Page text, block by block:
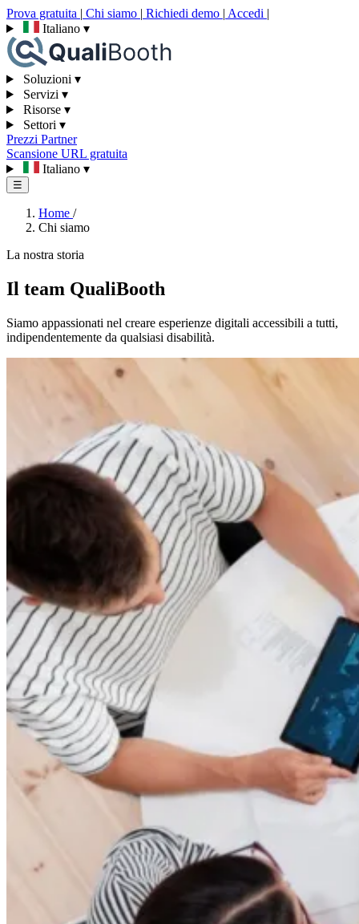
Prova gratuita | Chi siamo | Richiedi demo | Accedi |
Italiano ▾
Soluzioni ▾
Servizi ▾
Risorse ▾
Settori ▾
Prezzi Partner
Scansione URL gratuita
Italiano ▾
☰
Home /
Chi siamo
La nostra storia
Il team QualiBooth
Siamo appassionati nel creare esperienze digitali accessibili a tutti,
indipendentemente da qualsiasi disabilità.